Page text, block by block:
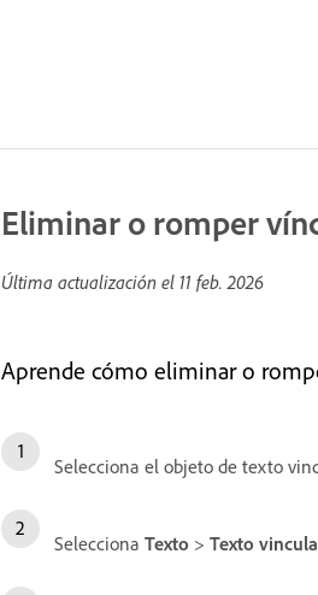
Eliminar o romper
Última actualización el 11 feb. 2026
Aprende cómo eliminar o
Selecciona el objeto de texto
Selecciona Texto > Texto